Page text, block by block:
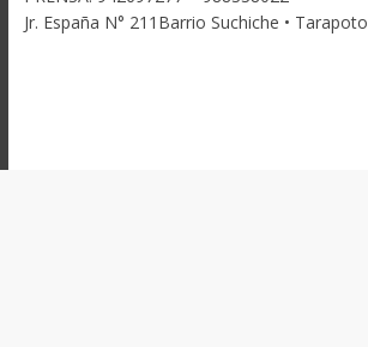
Jr. España N° 211Barrio Suchiche • Tarapoto